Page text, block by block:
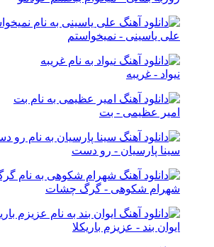
علی یاسینی - نمیخواستم
نیواد - غریبه
امیر عظیمی - بت
سینا پارسیان - رو دست
شهرام شکوهی - گرگ چشات
ایوان بند - عزیزم باریکلا